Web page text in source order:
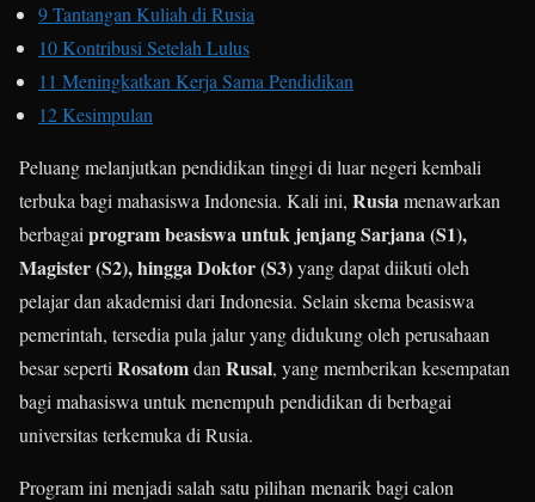
9Tantangan Kuliah di Rusia
10Kontribusi Setelah Lulus
11 Meningkatkan Kerja Sama Pendidikan
12Kesimpulan
Peluang melanjutkan pendidikan tinggi di luar negeri kembali
terbuka bagi mahasiswa Indonesia. Kali ini, Rusiamenawarkan
berbagai program beasiswa untuk jenjang Sarjana (S1),
Magister (S2), hingga Doktor (S3)yang dapat diikuti oleh
pelajar dan akademisi dari Indonesia. Selain skema beasiswa
pemerintah, tersedia pula jalur yang didukung oleh perusahaan
besar seperti Rosatomdan Rusal, yang memberikan kesempatan
bagi mahasiswa untuk menempuh pendidikan di berbagai
universitas terkemuka di Rusia.
Program ini menjadi salah satu pilihan menarik bagi calon